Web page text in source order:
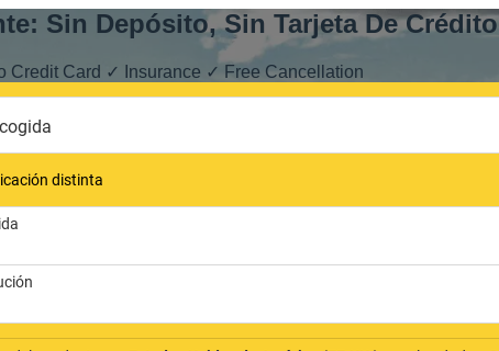
Sin Depósito, Sin Tarjeta De Crédito
Card ✓ Insurance ✓ Free Cancellation